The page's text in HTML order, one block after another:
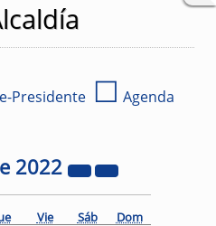
Presidente ☐ Agenda
2022
Vie Sáb Dom